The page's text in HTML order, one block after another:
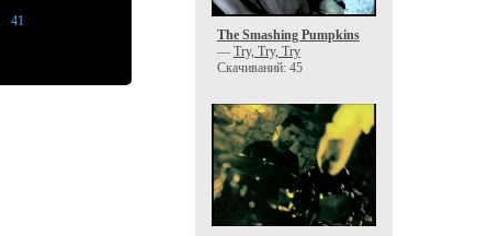
The Smashing Pumpkins
— Try, Try, Try
Скачиваний: 45
41